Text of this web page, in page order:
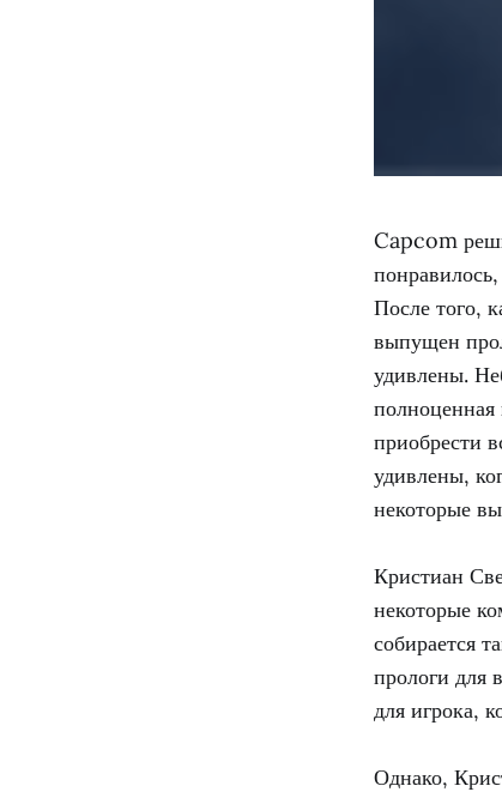
Capcom
После того,
выпущен
удивлены.
приобрести
удивлены,
некоторые
Кристиан
некоторые
собирается
прологи для
для игрока,
Однако,